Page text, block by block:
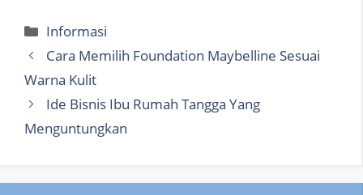
Categories
Informasi
Cara Memilih Foundation Maybelline Sesuai
Warna Kulit
Ide Bisnis Ibu Rumah Tangga Yang
Menguntungkan